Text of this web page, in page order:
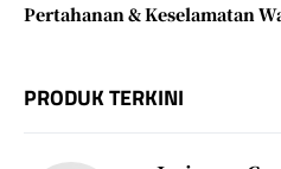
Pertahanan & Keselamatan
PRODUK TERKINI